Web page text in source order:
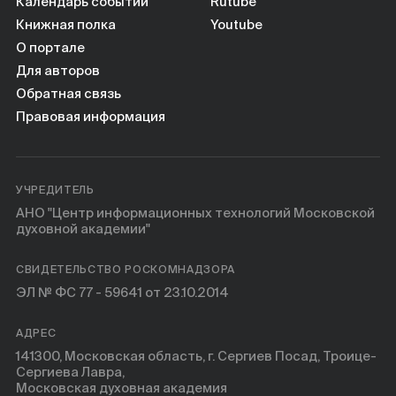
Книжная полка
О портале
Для авторов
Обратная связь
Правовая информация
Youtube
УЧРЕДИТЕЛЬ
АНО "Центр информационных технологий Московской
духовной академии"
СВИДЕТЕЛЬСТВО РОСКОМНАДЗОРА
ЭЛ № ФС 77 - 59641 от 23.10.2014
АДРЕС
141300, Московская область, г. Сергиев Посад, Троице-
Сергиева Лавра,
Московская духовная академия